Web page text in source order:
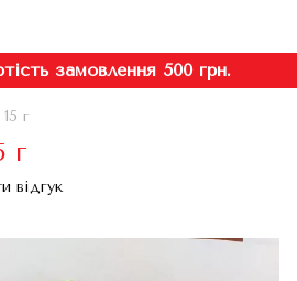
замовлення 500 грн.
г
г
відгук